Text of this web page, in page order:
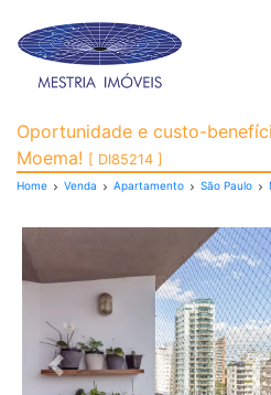
Oportunidade e custo-
Moema! [ DI85214 ]
Home Venda Apartamento São Paulo
Previous